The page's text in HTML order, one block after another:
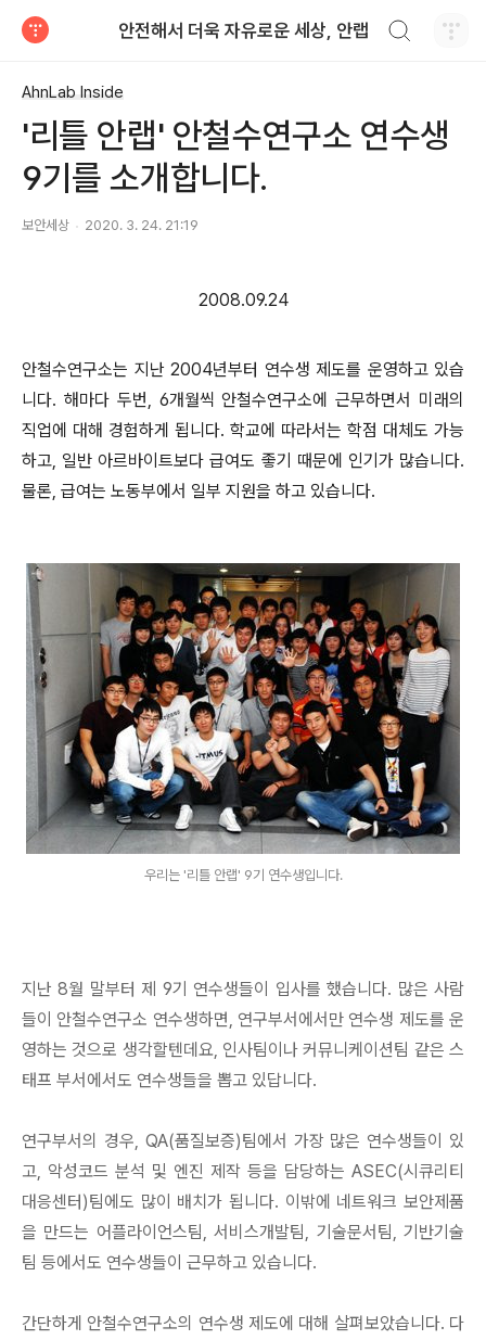
안전해서 더욱 자유로운 세상, 안랩
AhnLab Inside
'리틀 안랩' 안철수연구소 연수생
9기를 소개합니다.
보안세상 2020. 3. 24. 21:19
2008.09.24
안철수연구소는 지난 2004년부터 연수생 제도를 운영하고 있습
니다. 해마다 두번, 6개월씩 안철수연구소에 근무하면서 미래의
직업에 대해 경험하게 됩니다. 학교에 따라서는 학점 대체도 가능
하고, 일반 아르바이트보다 급여도 좋기 때문에 인기가 많습니다.
물론, 급여는 노동부에서 일부 지원을 하고 있습니다.
우리는 '리틀 안랩' 9기 연수생입니다.
지난 8월 말부터 제 9기 연수생들이 입사를 했습니다. 많은 사람
들이 안철수연구소 연수생하면, 연구부서에서만 연수생 제도를 운
영하는 것으로 생각할텐데요, 인사팀이나 커뮤니케이션팀 같은 스
태프 부서에서도 연수생들을 뽑고 있답니다.
연구부서의 경우, QA(품질보증)팀에서 가장 많은 연수생들이 있
고, 악성코드 분석 및 엔진 제작 등을 담당하는 ASEC(시큐리티
대응센터)팀에도 많이 배치가 됩니다. 이밖에 네트워크 보안제품
을 만드는 어플라이언스팀, 서비스개발팀, 기술문서팀, 기반기술
팀 등에서도 연수생들이 근무하고 있습니다.
간단하게 안철수연구소의 연수생 제도에 대해 살펴보았습니다. 다